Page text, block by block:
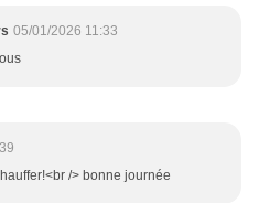
05/01/2026 11:33
/> bonne journée